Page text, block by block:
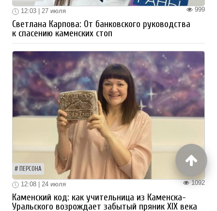
999
12:03 | 27 июля
Светлана Карпова: От банковского руководства
к спасению каменских стоп
ПЕРСОНА
1092
12:08 | 24 июля
Каменский код: как учительница из Каменска-
Уральского возрождает забытый пряник XIX века